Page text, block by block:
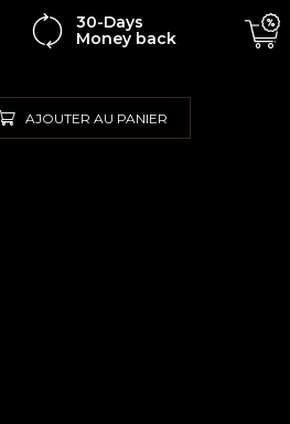
30-Days
Money back
AJOUTER AU PANIER